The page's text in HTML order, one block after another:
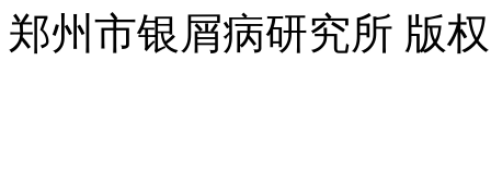
郑州市银屑病研究所 版